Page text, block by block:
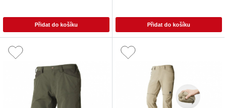
Přidat do košíku Přidat do košíku